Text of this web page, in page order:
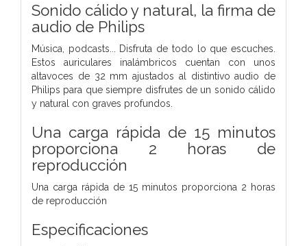
Sonido cálido y natural, la firma de
audio de Philips
Música, podcasts... Disfruta de todo lo que escuches.
Estos auriculares inalámbricos cuentan con unos
altavoces de 32 mm ajustados al distintivo audio de
Philips para que siempre disfrutes de un sonido cálido
y natural con graves profundos.
Una carga rápida de 15 minutos
proporciona 2 horas de
reproducción
Una carga rápida de 15 minutos proporciona 2 horas
de reproducción
Especificaciones